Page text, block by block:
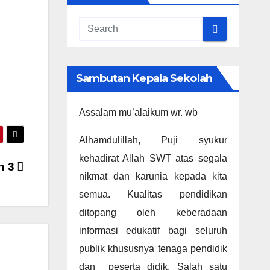
3
Sambutan Kepala Sekolah
Assalam mu’alaikum wr. wb
Alhamdulillah, Puji syukur
kehadirat Allah SWT atas segala
nikmat dan karunia kepada kita
semua. Kualitas pendidikan
ditopang oleh keberadaan
informasi edukatif bagi seluruh
publik khususnya tenaga pendidik
dan peserta didik. Salah satu